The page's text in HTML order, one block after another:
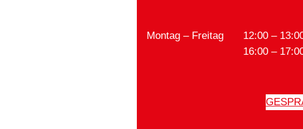
Montag – Freitag
12:00 –
16:00 –